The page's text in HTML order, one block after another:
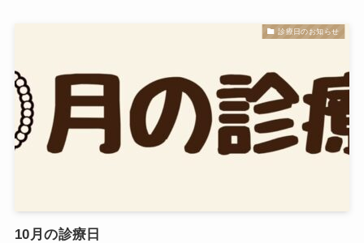
診療日のお知らせ
10月の診療日